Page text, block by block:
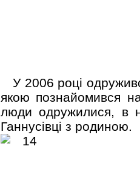
У 2006 році
якою познайомився
люди одружилися, в
Ганнусівці з родиною.